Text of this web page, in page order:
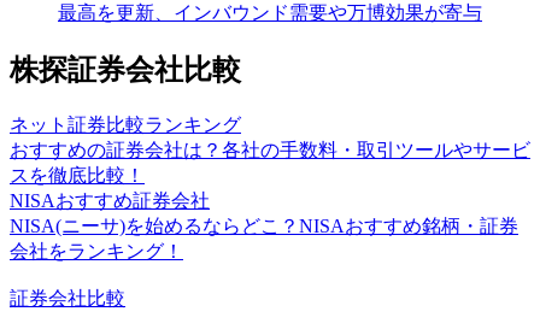
最高を更新、インバウンド需要や万博効果が寄与
株探証券会社比較
ネット証券比較ランキング
おすすめの証券会社は？各社の手数料・取引ツールやサービ
スを徹底比較！
NISAおすすめ証券会社
NISA(ニーサ)を始めるならどこ？NISAおすすめ銘柄・証券
会社をランキング！
証券会社比較